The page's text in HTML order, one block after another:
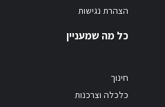
הצהרת נגישות
כל מה שמעניין
חינוך
כלכלה וצרכנות